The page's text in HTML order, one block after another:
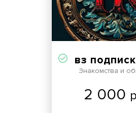
вз подписки/
Знакомства и
2 000